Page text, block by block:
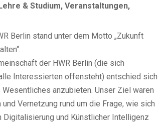
& Studium,Veranstaltungen,
Berlin stand unter dem Motto „Zukunft
der HWR Berlin (die sich
Interessierten offensteht) entschied sich
anzubieten. Unser Ziel waren
Vernetzung rund um die Frage, wie sich
Digitalisierung und Künstlicher Intelligenz